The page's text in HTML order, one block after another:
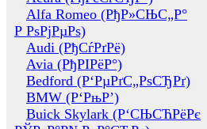
Alfa Romeo (РђР»СЊС„Р°
Р РѕРјРµРѕ)
Audi (РђСѓРґРё)
Avia (РђРІРёР°)
Bedford (Р‘РµРґС„РѕСЂРґ)
BMW (Р‘РњР’)
Buick Skylark (Р‘СЊСЋРёРє